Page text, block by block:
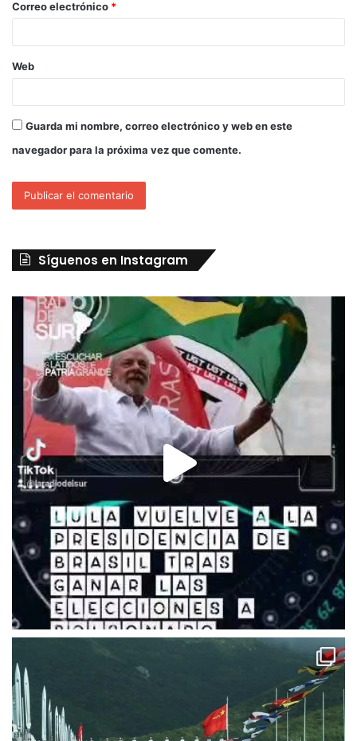
Correo electrónico *
Web
Guarda mi nombre, correo electrónico y web en este
navegador para la próxima vez que comente.
Síguenos en Instagram